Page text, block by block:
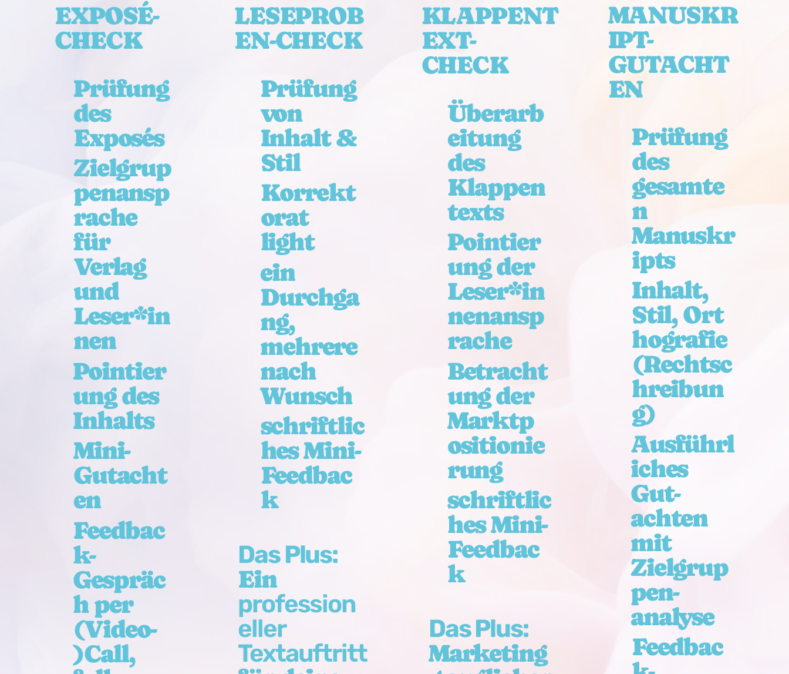
EXPOSÉ-
CHECK
Prüfung
des
Exposés
Zielgrup
penansp
rache
für
Verlag
und
Leser*in
nen
Pointier
ung des
Inhalts
Mini-
Gutacht
en
Feedbac
k-
Gespräc
h per
(Video-
)Call,
LESEPROB
EN-CHECK
Prüfung
von
Inhalt &
Stil
Korrekt
orat
light
ein
Durchga
ng,
mehrere
nach
Wunsch
schriftlic
hes Mini-
Feedbac
k
Das Plus:
Ein
profession
eller
Textauftritt
KLAPPENT
EXT-
CHECK
Überarb
eitung
des
Klappen
texts
Pointier
ung der
Leser*in
nenansp
rache
Betracht
ung der
Marktp
ositionie
rung
schriftlic
hes Mini-
Feedbac
k
Das Plus:
Marketing
MANUSKR
IPT-
GUTACHT
EN
Prüfung
des
gesamte
n
Manuskr
ipts
Inhalt,
Stil, Ort
hografie
(Rechtsc
hreibun
g)
Ausführl
iches
Gut-
achten
mit
Zielgrup
pen-
analyse
Feedbac